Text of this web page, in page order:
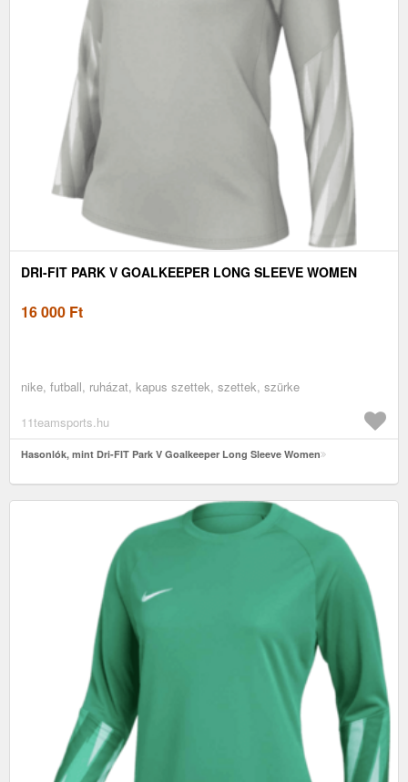
DRI-FIT PARK V GOALKEEPER LONG SLEEVE WOMEN
16 000 Ft
nike, futball, ruházat, kapus szettek, szettek, szürke
11teamsports.hu
Hasonlók, mint Dri-FIT Park V Goalkeeper Long Sleeve Women